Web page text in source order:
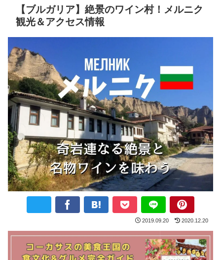
【ブルガリア】絶景のワイン村！メルニク
観光＆アクセス情報
2019.09.20 2020.12.20